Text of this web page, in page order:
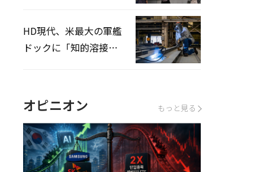
HD現代、米最大の軍艦
ドックに「知的溶接」
オピニオン もっと見る